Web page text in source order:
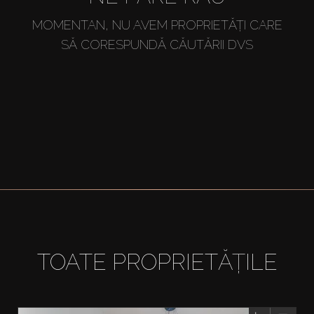
MOMENTAN, NU AVEM PROPRIETĂȚI CARE
SĂ CORESPUNDĂ CĂUTĂRII DVS
TOATE PROPRIETĂȚILE